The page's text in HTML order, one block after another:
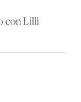
con Lilli